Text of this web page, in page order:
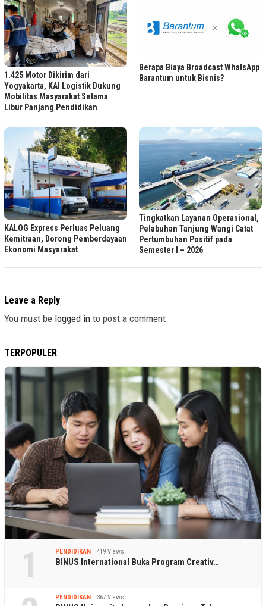
1.425 Motor Dikirim dari
Yogyakarta, KAI Logistik Dukung
Mobilitas Masyarakat Selama
Libur Panjang Pendidikan
Berapa Biaya Broadcast WhatsApp
Barantum untuk Bisnis?
KALOG Express Perluas Peluang
Kemitraan, Dorong Pemberdayaan
Ekonomi Masyarakat
Tingkatkan Layanan Operasional,
Pelabuhan Tanjung Wangi Catat
Pertumbuhan Positif pada
Semester I – 2026
Leave a Reply
You must be logged in to post a comment.
TERPOPULER
1 PENDIDIKAN 419 Views
BINUS International Buka Program Creativ…
PENDIDIKAN 367 Views